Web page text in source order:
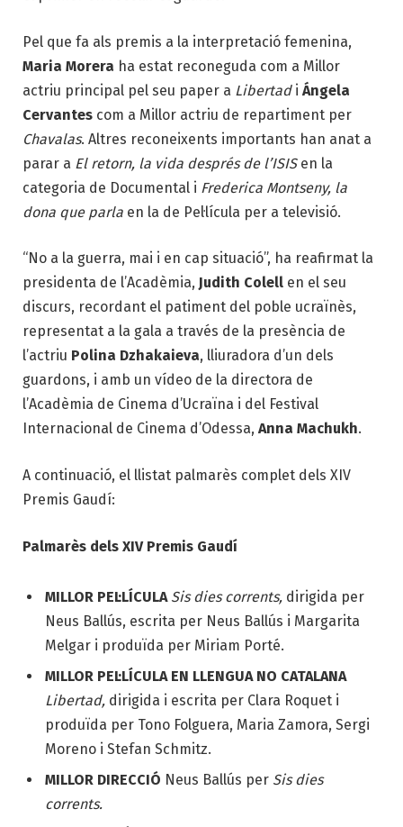
Pel que fa als premis a la interpretació femenina,
Maria Morera ha estat reconeguda com a Millor
actriu principal pel seu paper a Libertadi Ángela
Cervantes com a Millor actriu de repartiment per
Chavalas. Altres reconeixents importants han anat a
parar a El retorn, la vida després de l’ISISen la
categoria de Documental i Frederica Montseny, la
dona que parla en la de Pel·lícula per a televisió.
“No a la guerra, mai i en cap situació”, ha reafirmat la
presidenta de l’Acadèmia, Judith Colell en el seu
discurs, recordant el patiment del poble ucraïnès,
representat a la gala a través de la presència de
l’actriu Polina Dzhakaieva, lliuradora d’un dels
guardons, i amb un vídeo de la directora de
l’Acadèmia de Cinema d’Ucraïna i del Festival
Internacional de Cinema d’Odessa, Anna Machukh.
A continuació, el llistat palmarès complet dels XIV
Premis Gaudí:
Palmarès dels XIV Premis Gaudí
MILLOR PEL·LÍCULA Sis dies corrents, dirigida per
Neus Ballús, escrita per Neus Ballús i Margarita
Melgar i produïda per Miriam Porté.
MILLOR PEL·LÍCULA EN LLENGUA NO CATALANA
Libertad, dirigida i escrita per Clara Roquet i
produïda per Tono Folguera, Maria Zamora, Sergi
Moreno i Stefan Schmitz.
MILLOR DIRECCIÓ Neus Ballús per Sis dies
corrents.